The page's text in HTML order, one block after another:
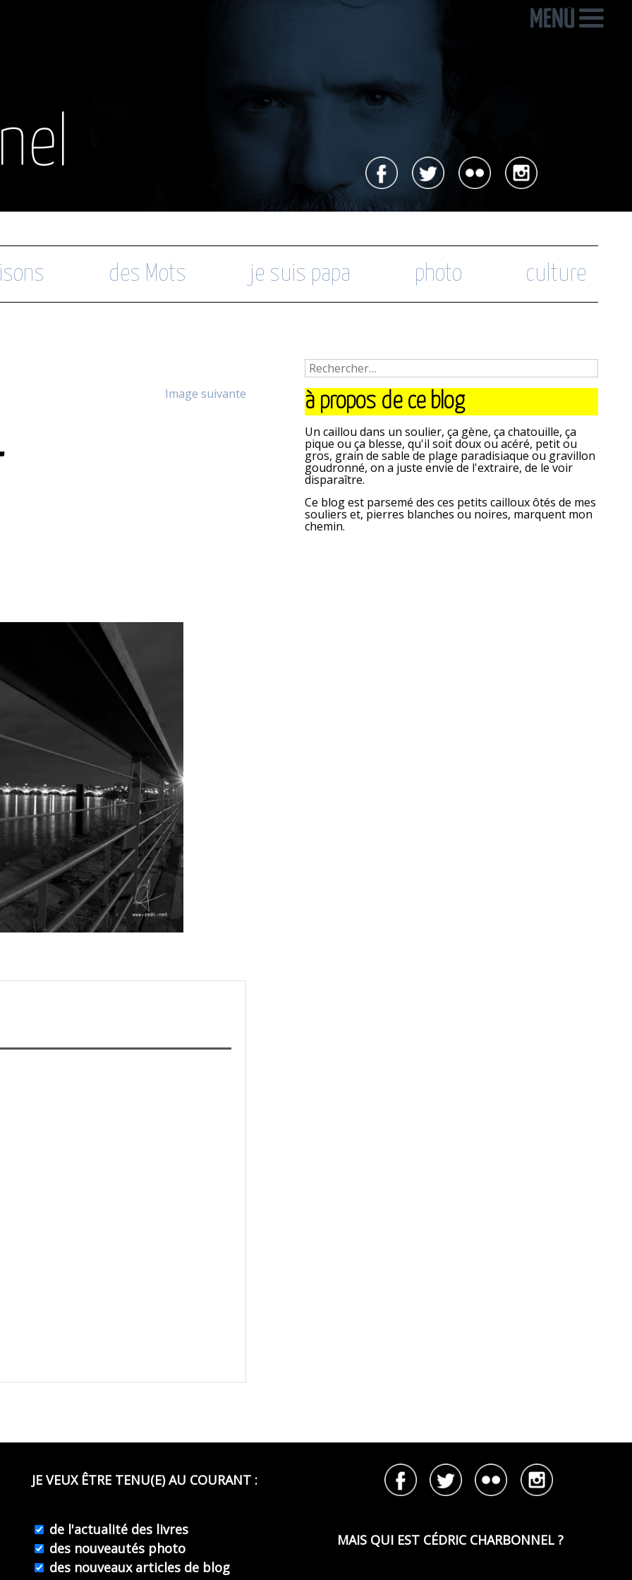
des Mots je suis papa photo culture
Image suivante à propos de ce blog
Un caillou dans un soulier, ça gène, ça chatouille, ça
pique ou ça blesse, qu'il soit doux ou acéré, petit ou
gros, grain de sable de plage paradisiaque ou gravillon
goudronné, on a juste envie de l'extraire, de le voir
disparaître.
Ce blog est parsemé des ces petits cailloux ôtés de mes
souliers et, pierres blanches ou noires, marquent mon
chemin.
JE VEUX ÊTRE TENU(E) AU COURANT :
de l'actualité des livres
des nouveautés photo
des nouveaux articles de blog
MAIS QUI EST CÉDRIC CHARBONNEL ?